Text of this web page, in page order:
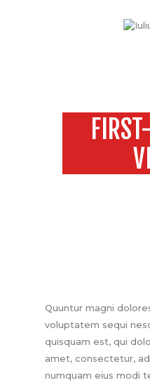
SONORIZĂRI
SERVICII
Quuntur magni
voluptatem sequi
quisquam est, qui
amet, consectetur,
numquam eius modi